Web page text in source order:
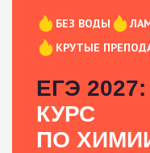
БЕЗ ВОДЫ
КРУТЫЕ
ЕГЭ 2027:
КУРС
ПО